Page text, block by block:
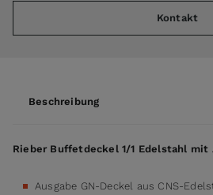
Kontakt
Beschreibung
Rieber Buffetdeckel 1/1 Edelstahl
Ausgabe GN-Deckel aus CNS-